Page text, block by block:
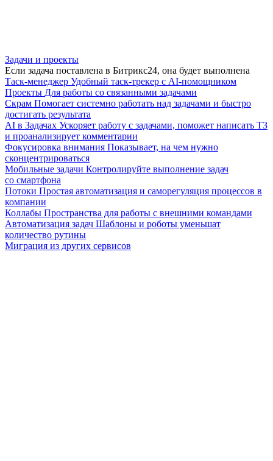
Задачи и проекты
Если задача поставлена в Битрикс24, она будет выполнена
Таск-менеджер Удобный таск-трекер с AI-помощником
Проекты Для работы со связанными задачами
Скрам Помогает системно работать над задачами и быстро
достигать результата
AI в Задачах Ускоряет работу с задачами, поможет написать ТЗ
и проанализирует комментарии
Фокусировка внимания Показывает, на чем нужно
сконцентрироваться
Мобильные задачи Контролируйте выполнение задач
со смартфона
Потоки Простая автоматизация и саморегуляция процессов в
компании
Коллабы Пространства для работы с внешними командами
Автоматизация задач Шаблоны и роботы уменьшат
количество рутины
Миграция из других сервисов